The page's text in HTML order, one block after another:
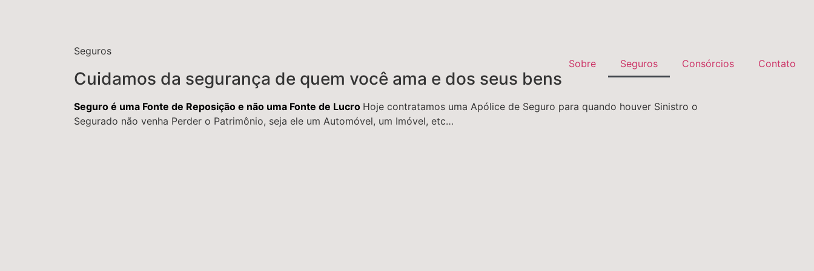
Sobre Seguros Consórcios Contato
Seguros
Cuidamos da segurança de quem você ama e dos seus bens
Seguro é uma Fonte de Reposição e não uma Fonte de Lucro Hoje contratamos uma Apólice de Seguro para quando houver Sinistro o
Segurado não venha Perder o Patrimônio, seja ele um Automóvel, um Imóvel, etc…